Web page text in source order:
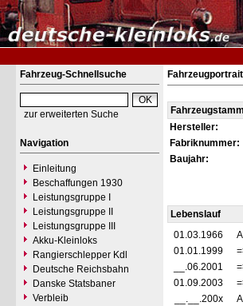
Fahrzeug-Schnellsuche
zur erweiterten Suche
Navigation
Einleitung
Beschaffungen 1930
Leistungsgruppe I
Leistungsgruppe II
Leistungsgruppe III
Akku-Kleinloks
Rangierschlepper Kdl
Deutsche Reichsbahn
Danske Statsbaner
Verbleib
Fahrzeugstamm
Hersteller:
Fabriknummer:
Baujahr:
Lebenslauf
01.03.1966
01.01.1999
__.06.2001
01.09.2003
__.__.200x